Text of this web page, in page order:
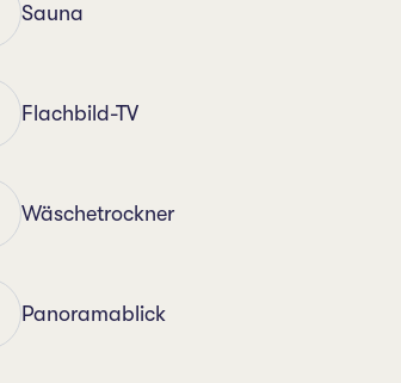
Sauna
Flachbild-TV
Wäschetrockner
Panoramablick